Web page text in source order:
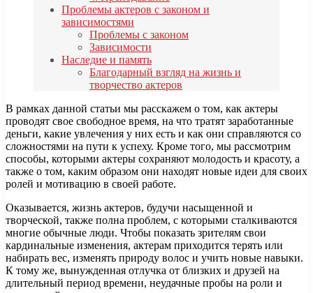
Проблемы актеров с законом и
зависимостями
Проблемы с законом
Зависимости
Наследие и память
Благодарный взгляд на жизнь и
творчество актеров
В рамках данной статьи мы расскажем о том, как актеры
проводят свое свободное время, на что тратят заработанные
деньги, какие увлечения у них есть и как они справляются со
сложностями на пути к успеху. Кроме того, мы рассмотрим
способы, которыми актеры сохраняют молодость и красоту, а
также о том, каким образом они находят новые идеи для своих
ролей и мотивацию в своей работе.
Оказывается, жизнь актеров, будучи насыщенной и
творческой, также полна проблем, с которыми сталкиваются
многие обычные люди. Чтобы показать зрителям свои
кардинальные изменения, актерам приходится терять или
набирать вес, изменять природу волос и учить новые навыки.
К тому же, вынужденная отлучка от близких и друзей на
длительный период времени, неудачные пробы на роли и